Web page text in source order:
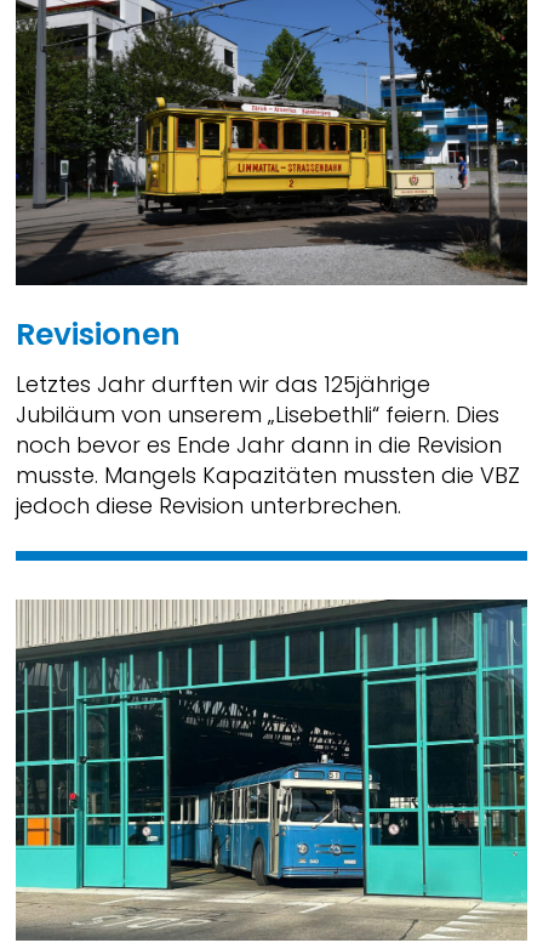
Revisionen
Letztes Jahr durften wir das 125jährige
Jubiläum von unserem „Lisebethli“ feiern. Dies
noch bevor es Ende Jahr dann in die Revision
musste. Mangels Kapazitäten mussten die VBZ
jedoch diese Revision unterbrechen.